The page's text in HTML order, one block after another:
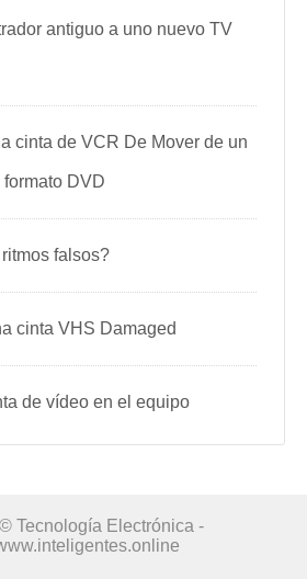
antiguo a uno nuevo TV
cinta de VCR De Mover de un
DVD
falsos?
cinta VHS Damaged
de vídeo en el equipo
Tecnología Electrónica -